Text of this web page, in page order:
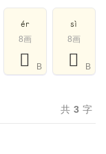
ér
8画
𠒆 B
sì
8画
𠒃 B
共 3 字